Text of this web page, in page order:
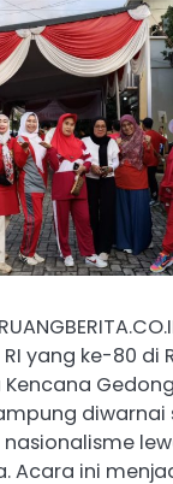
yang ke-80 di
Kencana
Acara ini